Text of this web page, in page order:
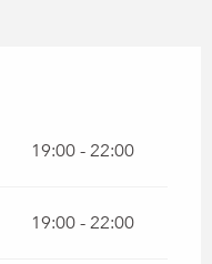
19:00 - 22:00
19:00 - 22:00